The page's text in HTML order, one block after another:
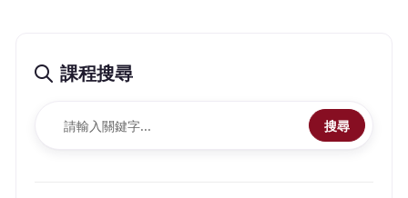
課程搜尋
搜尋